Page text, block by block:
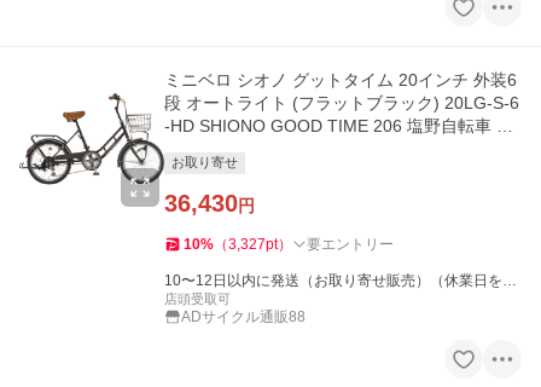
ミニベロ シオノ グットタイム 20インチ 外装6
段 オートライト (フラットブラック) 20LG-S-6
-HD SHIONO GOOD TIME 206 塩野自転車 小
お取り寄せ
36,430円
10% （3,327pt） 要エントリー
10〜12日以内に発送（お取り寄せ販売）（休業日を除
く）
店頭受取可
ADサイクル通販88